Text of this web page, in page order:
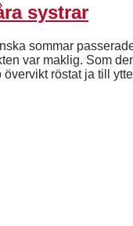
systrar
sommar
var maklig. Som
röstat ja till